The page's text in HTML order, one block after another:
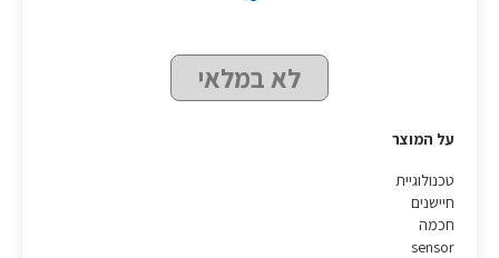
לא במלאי
על המוצר
טכנולוגיית
חיישנים
חכמה
sensor